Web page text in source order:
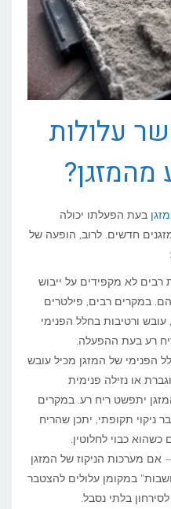
עלולות
מהמזגן?
בעת הפעלתו יכולה
חדשים. לרוב, הופעה של
רבים לא מקפידים על ייבוש
במקרים רבים, פילטרים
עובש ורטיבות בחלל הפנימי
רע בעת ההפעלה.
הפנימי של המזגן מכיל עובש
או נזילה פנימית
יתפשט ריח רע. במקרים
ניקוי תקופתי, יתכן שהריח
כבוי לחלוטין.
– אם מערכות הניקוז של המזגן
במקומן עלולים להצטבר
בלתי נסבל.